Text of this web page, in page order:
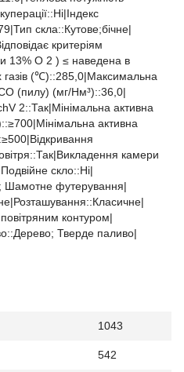
скла::Кутове;бічне|
критеріям
13% O 2 ) ≤ наведена в
(℃)::285,0|Максимальна
(пилу) (мг/Нм³)::36,0|
2::Так|Мінімальна активна
активна
камери
скло::Ні|
Шамотне футерування|
контуром|
Тверде паливо|
1043
542